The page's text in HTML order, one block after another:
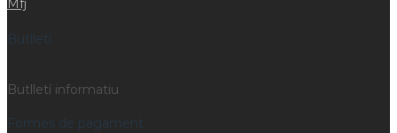
Butlletí
Butlletí informatiu
Formes de pagament